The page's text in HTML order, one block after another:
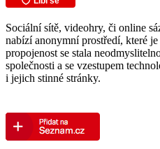
Sociální sítě, videohry, či online
nabízí anonymní prostředí, které
propojenost se stala
společnosti a se vzestupem
i jejich stinné stránky.